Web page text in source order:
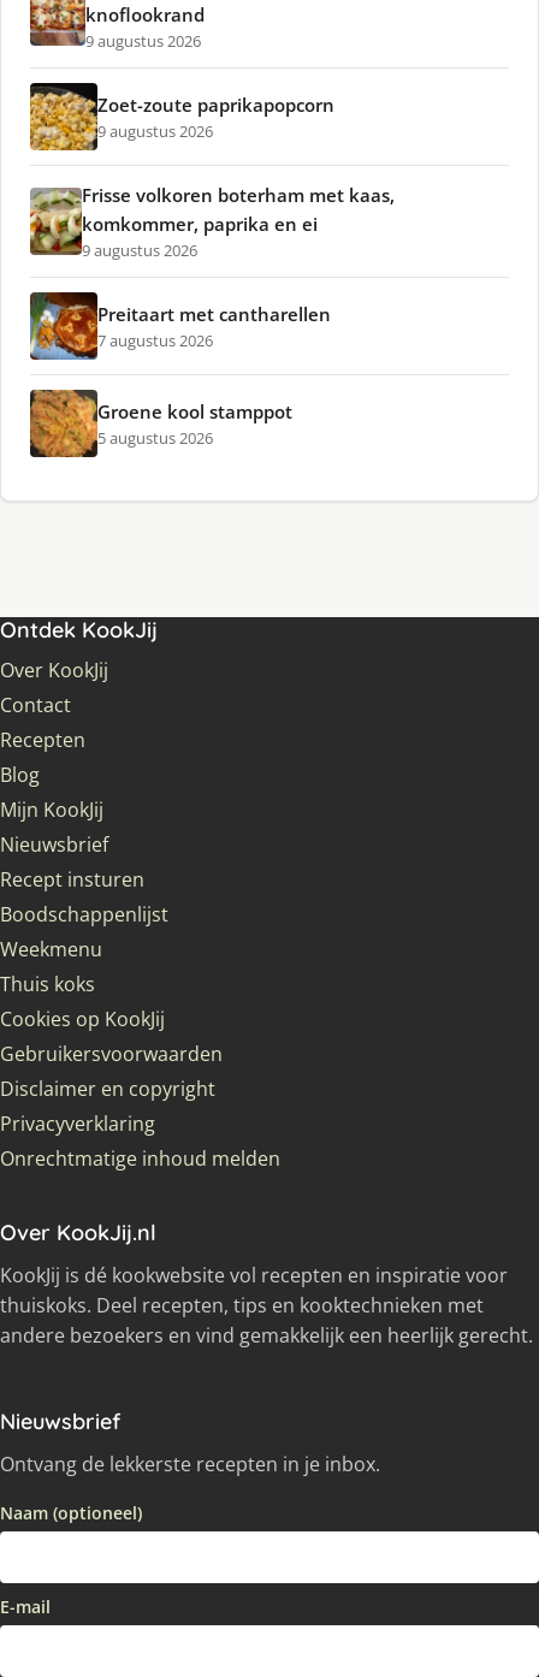
knoflookrand
9 augustus 2026
Zoet-zoute paprikapopcorn
9 augustus 2026
Frisse volkoren boterham met kaas,
komkommer, paprika en ei
9 augustus 2026
Preitaart met cantharellen
7 augustus 2026
Groene kool stamppot
5 augustus 2026
Ontdek KookJij
Over KookJij
Contact
Recepten
Blog
Mijn KookJij
Nieuwsbrief
Recept insturen
Boodschappenlijst
Weekmenu
Thuis koks
Cookies op KookJij
Gebruikersvoorwaarden
Disclaimer en copyright
Privacyverklaring
Onrechtmatige inhoud melden
Over KookJij.nl
KookJij is dé kookwebsite vol recepten en inspiratie voor
thuiskoks. Deel recepten, tips en kooktechnieken met
andere bezoekers en vind gemakkelijk een heerlijk gerecht.
Nieuwsbrief
Ontvang de lekkerste recepten in je inbox.
Naam (optioneel)
E-mail